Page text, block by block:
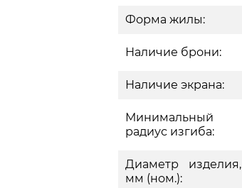
Форма жилы:
Наличие брони:
Наличие экрана:
Минимальный
радиус изгиба:
Диаметр изделия,
мм (ном.):